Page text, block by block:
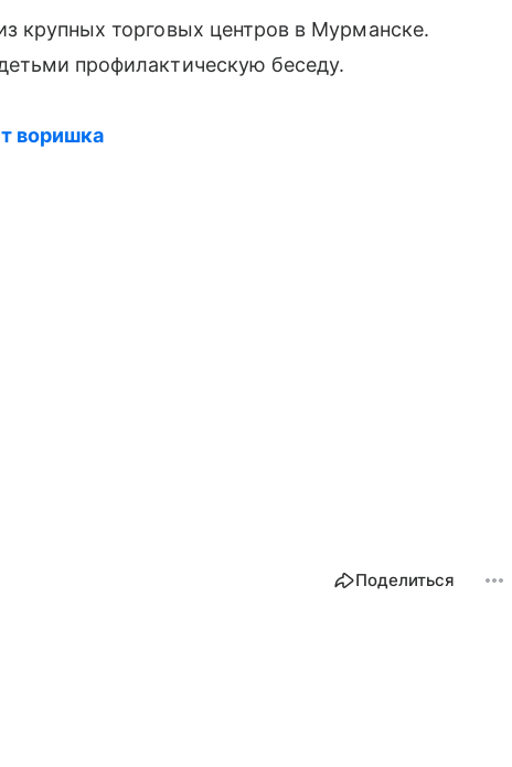
крупных торговых центров в Мурманске.
профилактическую беседу.
воришка
Поделиться